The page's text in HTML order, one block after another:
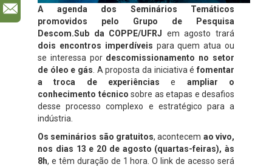
A agenda dos Seminários Temáticos
promovidos pelo Grupo de Pesquisa
Descom.Sub da COPPE/UFRJ em agosto trará
dois encontros imperdíveis para quem atua ou
se interessa por descomissionamento no setor
de óleo e gás. A proposta da iniciativa é fomentar
a troca de experiências e ampliar o
conhecimento técnico sobre as etapas e desafios
desse processo complexo e estratégico para a
indústria.
Os seminários são gratuitos, acontecem ao vivo,
nos dias 13 e 20 de agosto (quartas-feiras), às
8h, e têm duração de 1 hora. O link de acesso será